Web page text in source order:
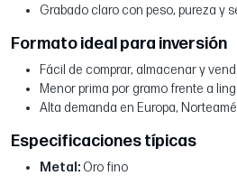
Grabado claro con peso, pureza y
Formato ideal para inversión
Fácil de comprar, almacenar y
Menor prima por gramo frente a
Alta demanda en Europa,
Especificaciones típicas
Metal: Oro fino